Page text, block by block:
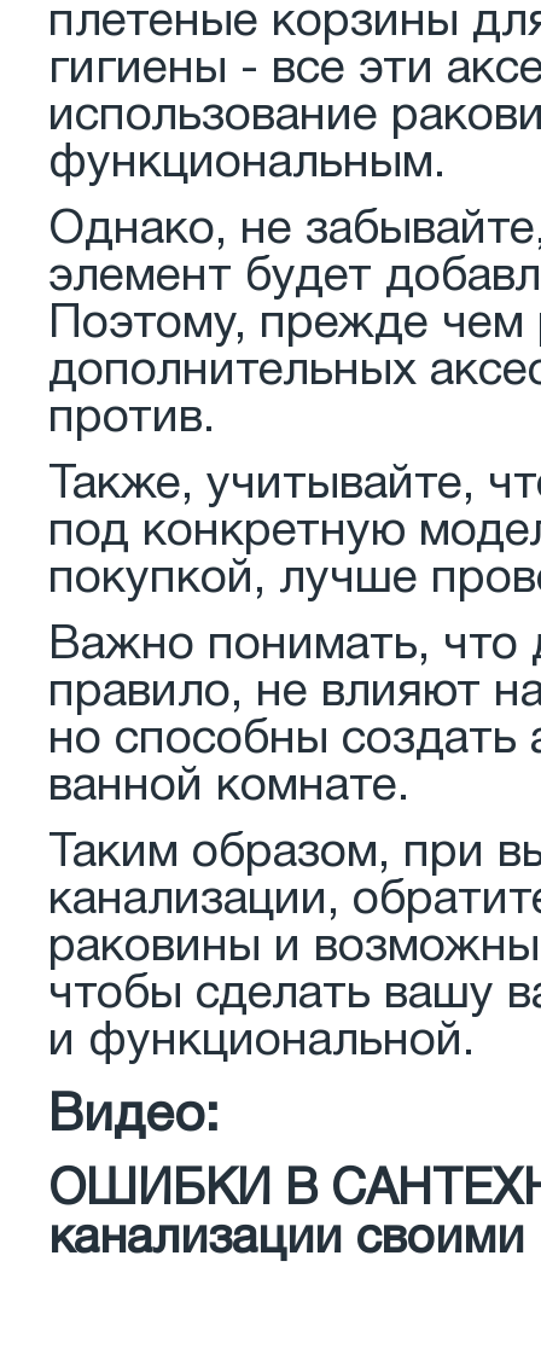
плетеные корзины
гигиены - все эти
использование
функциональным.
Однако, не
элемент будет
Поэтому, прежде
дополнительных
против.
Также, учитывайте,
под конкретную
покупкой, лучше
Важно понимать, что
правило, не влияют
но способны
ванной комнате.
Таким образом, при
канализации,
раковины и
чтобы сделать вашу
и функциональной.
Видео:
ОШИБКИ В
канализации своими